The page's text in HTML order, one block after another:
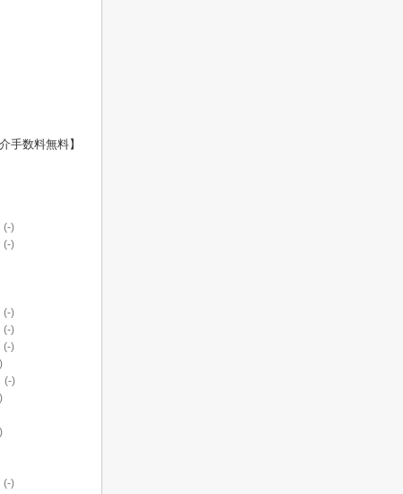
手数料無料】
(-)
(-)
(-)
(-)
(-)
(-)
(-)